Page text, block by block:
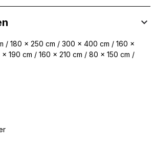
/ 180 x 250 cm / 300 x 400 cm / 160 x
190 cm / 160 x 210 cm / 80 x 150 cm /